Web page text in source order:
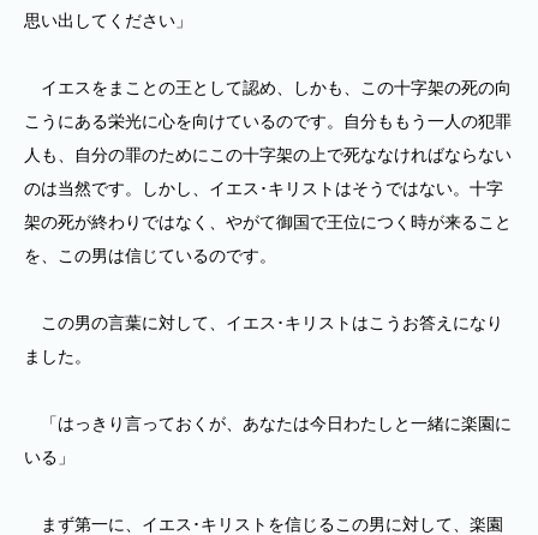
思い出してください」
イエスをまことの王として認め、しかも、この十字架の死の向
こうにある栄光に心を向けているのです。自分ももう一人の犯罪
人も、自分の罪のためにこの十字架の上で死ななければならない
のは当然です。しかし、イエス･キリストはそうではない。十字
架の死が終わりではなく、やがて御国で王位につく時が来ること
を、この男は信じているのです。
この男の言葉に対して、イエス･キリストはこうお答えになり
ました。
「はっきり言っておくが、あなたは今日わたしと一緒に楽園に
いる」
まず第一に、イエス･キリストを信じるこの男に対して、楽園